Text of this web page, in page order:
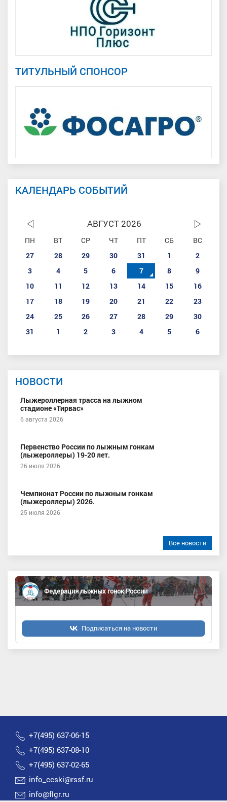
ТИТУЛЬНЫЙ СПОНСОР
КАЛЕНДАРЬ СОБЫТИЙ
АВГУСТ 2026
ПН ВТ СР ЧТ ПТ СБ
ВС
27
28 29 30 31 1
2
3
4 5 6 7 8
9
10
11 12 13 14 15
16
17
18 19 20 21 22
23
24
25 26 27 28 29
30
31
1 2 3 4 5 6
НОВОСТИ
Лыжероллерная трасса на лыжном
стадионе «Тирвас»
6 августа 2026
Первенство России по лыжным гонкам
(лыжероллеры) 19-20 лет.
26 июля 2026
Чемпионат России по лыжным гонкам
(лыжероллеры) 2026.
25 июля 2026
Все новости
Федерация лыжных гонок России
Подписаться на новости
+7(495) 637-06-15
+7(495) 637-08-10
+7(495) 637-02-65
info_ccski@rssf.ru
info@flgr.ru